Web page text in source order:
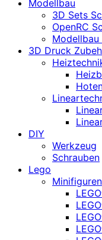
Modellbau
3D Sets
OpenRC
Modellbau
3D Druck
DIY
Werkzeug
Schrauben
Lego
Minifiguren